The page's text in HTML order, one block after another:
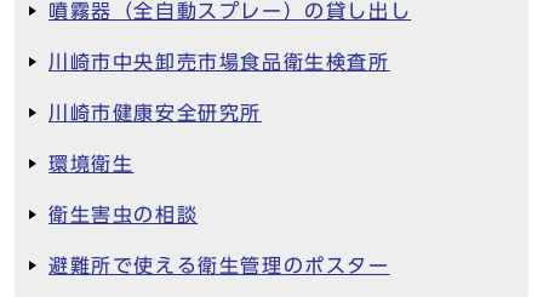
噴霧器（全自動スプレー）の貸し出し
川崎市中央卸売市場食品衛生検査所
川崎市健康安全研究所
環境衛生
衛生害虫の相談
避難所で使える衛生管理のポスター